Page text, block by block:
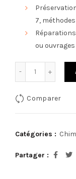
7, méthodes
ou
Comparer
Catégories :
Partager